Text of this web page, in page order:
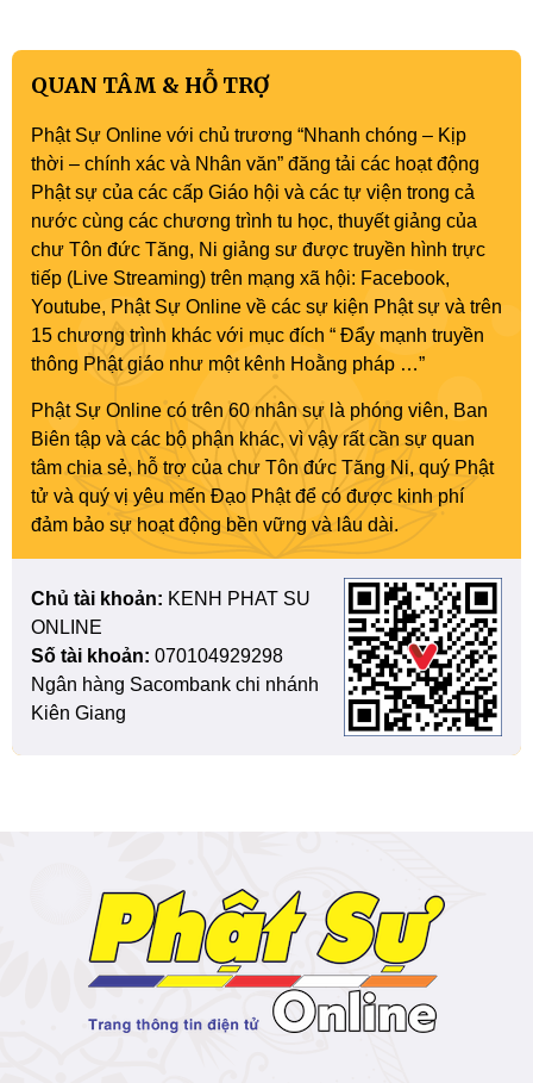
QUAN TÂM & HỖ TRỢ
Phật Sự Online với chủ trương “Nhanh chóng – Kịp
thời – chính xác và Nhân văn” đăng tải các hoạt động
Phật sự của các cấp Giáo hội và các tự viện trong cả
nước cùng các chương trình tu học, thuyết giảng của
chư Tôn đức Tăng, Ni giảng sư được truyền hình trực
tiếp (Live Streaming) trên mạng xã hội: Facebook,
Youtube, Phật Sự Online về các sự kiện Phật sự và trên
15 chương trình khác với mục đích “ Đẩy mạnh truyền
thông Phật giáo như một kênh Hoằng pháp …”
Phật Sự Online có trên 60 nhân sự là phóng viên, Ban
Biên tập và các bộ phận khác, vì vậy rất cần sự quan
tâm chia sẻ, hỗ trợ của chư Tôn đức Tăng Ni, quý Phật
tử và quý vị yêu mến Đạo Phật để có được kinh phí
đảm bảo sự hoạt động bền vững và lâu dài.
Chủ tài khoản: KENH PHAT SU
ONLINE
Số tài khoản: 070104929298
Ngân hàng Sacombank chi nhánh
Kiên Giang